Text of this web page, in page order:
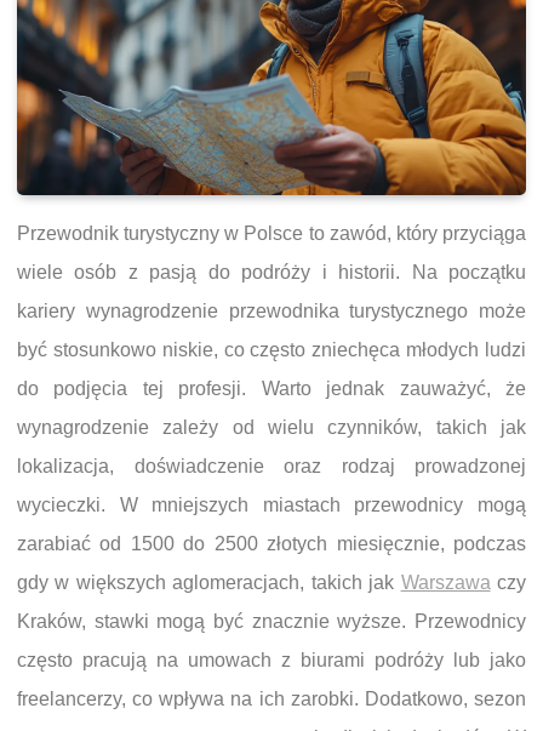
Przewodnik turystyczny w Polsce to zawód, który przyciąga
wiele osób z pasją do podróży i historii. Na początku
kariery wynagrodzenie przewodnika turystycznego może
być stosunkowo niskie, co często zniechęca młodych ludzi
do podjęcia tej profesji. Warto jednak zauważyć, że
wynagrodzenie zależy od wielu czynników, takich jak
lokalizacja, doświadczenie oraz rodzaj prowadzonej
wycieczki. W mniejszych miastach przewodnicy mogą
zarabiać od 1500 do 2500 złotych miesięcznie, podczas
gdy w większych aglomeracjach, takich jak Warszawa czy
Kraków, stawki mogą być znacznie wyższe. Przewodnicy
często pracują na umowach z biurami podróży lub jako
freelancerzy, co wpływa na ich zarobki. Dodatkowo, sezon